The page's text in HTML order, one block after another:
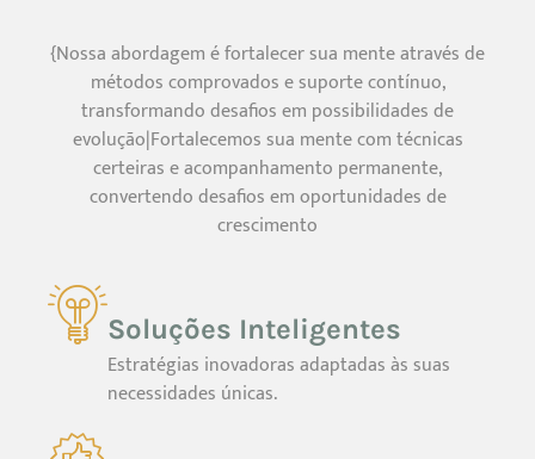
{Nossa abordagem é fortalecer sua mente através de
métodos comprovados e suporte contínuo,
transformando desafios em possibilidades de
evolução|Fortalecemos sua mente com técnicas
certeiras e acompanhamento permanente,
convertendo desafios em oportunidades de
crescimento
Soluções Inteligentes
Estratégias inovadoras adaptadas às suas
necessidades únicas.